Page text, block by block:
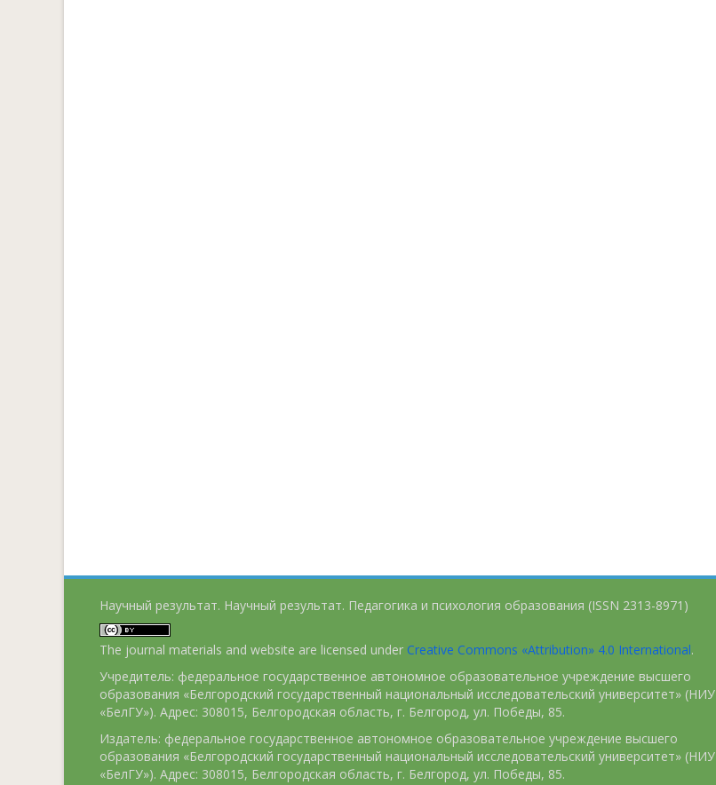
Научный результат. Научный результат. Педагогика и психология образования (ISSN 2313-8971)
The journal materials and website are licensed under Creative Commons «Attribution» 4.0 International.
Учредитель: федеральное государственное автономное образовательное учреждение высшего
образования «Белгородский государственный национальный исследовательский университет» (НИУ
«БелГУ»). Адрес: 308015, Белгородская область, г. Белгород, ул. Победы, 85.
Издатель: федеральное государственное автономное образовательное учреждение высшего
образования «Белгородский государственный национальный исследовательский университет» (НИУ
«БелГУ»). Адрес: 308015, Белгородская область, г. Белгород, ул. Победы, 85.